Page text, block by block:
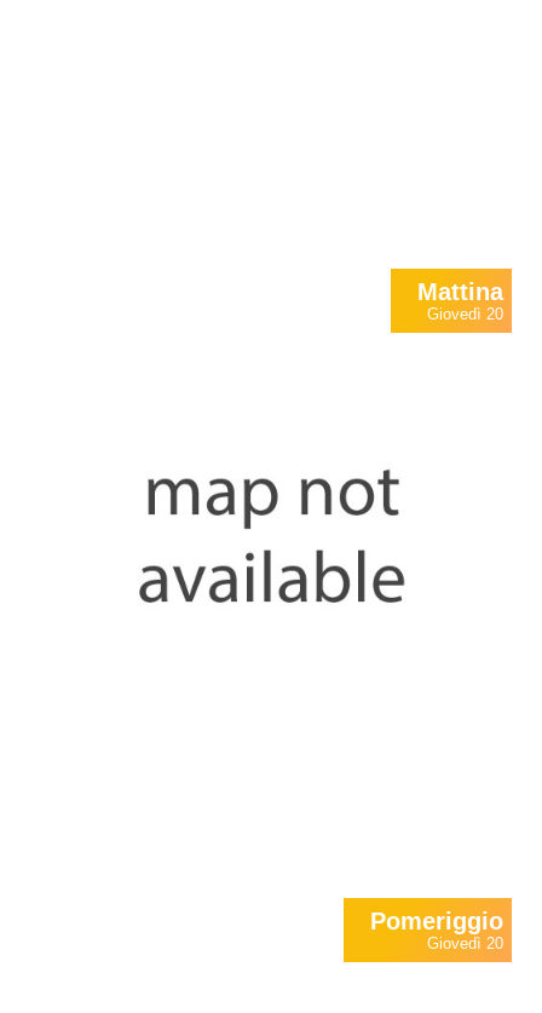
Mattina
Giovedì 20
Pomeriggio
Giovedì 20